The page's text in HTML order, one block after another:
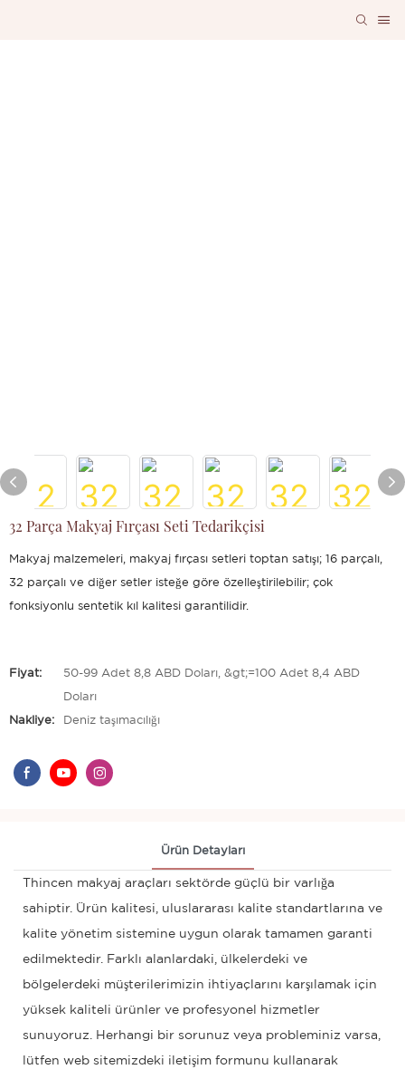
32 Parça Makyaj Fırçası Seti Tedarikçisi
Makyaj malzemeleri, makyaj fırçası setleri toptan satışı; 16 parçalı,
32 parçalı ve diğer setler isteğe göre özelleştirilebilir; çok
fonksiyonlu sentetik kıl kalitesi garantilidir.
Fiyat: 50-99 Adet 8,8 ABD Doları, &gt;=100 Adet 8,4 ABD
Doları
Nakliye: Deniz taşımacılığı
Ürün Detayları
Thincen makyaj araçları sektörde güçlü bir varlığa
sahiptir. Ürün kalitesi, uluslararası kalite standartlarına ve
kalite yönetim sistemine uygun olarak tamamen garanti
edilmektedir. Farklı alanlardaki, ülkelerdeki ve
bölgelerdeki müşterilerimizin ihtiyaçlarını karşılamak için
yüksek kaliteli ürünler ve profesyonel hizmetler
sunuyoruz. Herhangi bir sorunuz veya probleminiz varsa,
lütfen web sitemizdeki iletişim formunu kullanarak